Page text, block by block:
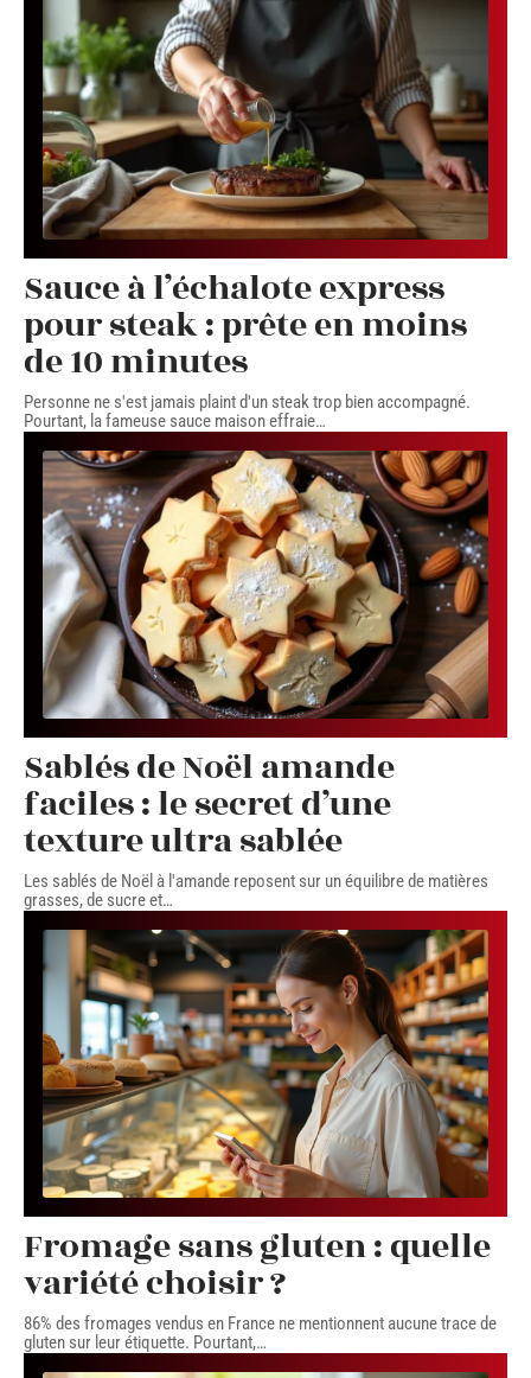
Sauce à l’échalote express
pour steak : prête en moins
de 10 minutes
Personne ne s'est jamais plaint d'un steak trop bien accompagné.
Pourtant, la fameuse sauce maison effraie…
Sablés de Noël amande
faciles : le secret d’une
texture ultra sablée
Les sablés de Noël à l'amande reposent sur un équilibre de matières
grasses, de sucre et…
Fromage sans gluten : quelle
variété choisir ?
86% des fromages vendus en France ne mentionnent aucune trace de
gluten sur leur étiquette. Pourtant,…